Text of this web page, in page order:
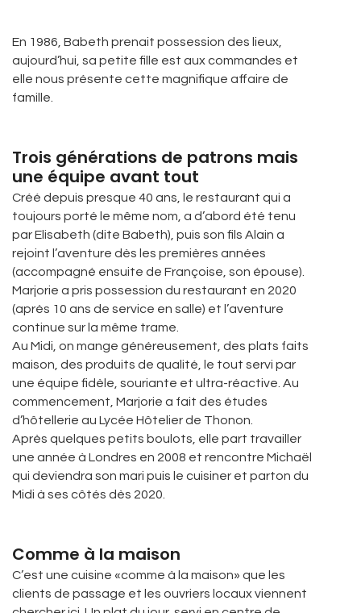
En 1986, Babeth prenait possession des lieux,
aujourd’hui, sa petite fille est aux commandes et
elle nous présente cette magnifique affaire de
famille.
Trois générations de patrons mais
une équipe avant tout
Créé depuis presque 40 ans, le restaurant qui a
toujours porté le même nom, a d’abord été tenu
par Elisabeth (dite Babeth), puis son fils Alain a
rejoint l’aventure dès les premières années
(accompagné ensuite de Françoise, son épouse).
Marjorie a pris possession du restaurant en 2020
(après 10 ans de service en salle) et l’aventure
continue sur la même trame.
Au Midi, on mange généreusement, des plats faits
maison, des produits de qualité, le tout servi par
une équipe fidèle, souriante et ultra-réactive. Au
commencement, Marjorie a fait des études
d’hôtellerie au Lycée Hôtelier de Thonon.
Après quelques petits boulots, elle part travailler
une année à Londres en 2008 et rencontre Michaël
qui deviendra son mari puis le cuisiner et parton du
Midi à ses côtés dès 2020.
Comme à la maison
C’est une cuisine «comme à la maison» que les
clients de passage et les ouvriers locaux viennent